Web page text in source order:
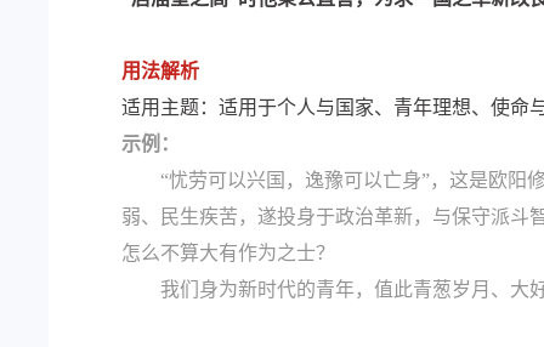
用法解析
适用主题：适用于个人与国家、青年理想、使命
示例：
“忧劳可以兴国，逸豫可以亡身”，这是欧阳
弱、民生疾苦，遂投身于政治革新，与保守派斗
怎么不算大有作为之士？
我们身为新时代的青年，值此青葱岁月、大好